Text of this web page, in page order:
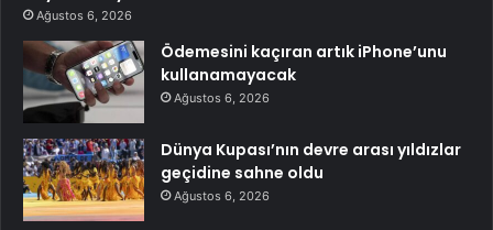
Ağustos 6, 2026
Ödemesini kaçıran artık iPhone’unu
kullanamayacak
Ağustos 6, 2026
Dünya Kupası’nın devre arası yıldızlar
geçidine sahne oldu
Ağustos 6, 2026